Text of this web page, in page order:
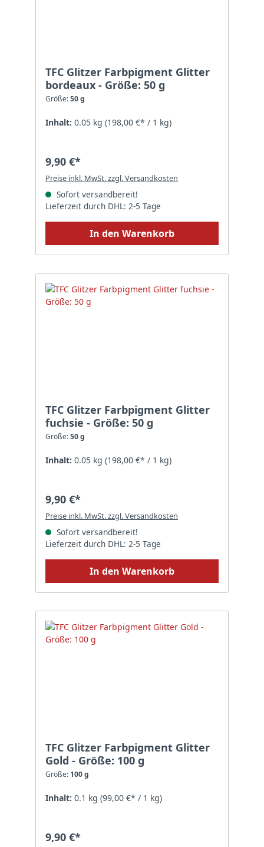
TFC Glitzer Farbpigment Glitter
bordeaux - Größe: 50 g
Größe:50 g
Inhalt: 0.05 kg (198,00 €* / 1 kg)
9,90 €*
Preise inkl. MwSt. zzgl. Versandkosten
Sofort versandbereit!
Lieferzeit durch DHL: 2-5 Tage
In den Warenkorb
TFC Glitzer Farbpigment Glitter
fuchsie - Größe: 50 g
Größe:50 g
Inhalt: 0.05 kg (198,00 €* / 1 kg)
9,90 €*
Preise inkl. MwSt. zzgl. Versandkosten
Sofort versandbereit!
Lieferzeit durch DHL: 2-5 Tage
In den Warenkorb
TFC Glitzer Farbpigment Glitter
Gold - Größe: 100 g
Größe: 100 g
Inhalt: 0.1 kg (99,00 €* / 1 kg)
9,90 €*